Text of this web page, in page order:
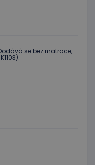
se bez matrace,